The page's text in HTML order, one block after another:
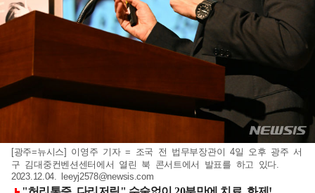
[광주=뉴시스] 이영주 기자 = 조국 전 법무부장관이 4일 오후 광주 서
구 김대중컨벤션센터에서 열린 북 콘서트에서 발표를 하고 있다.
2023.12.04. leeyj2578@newsis.com